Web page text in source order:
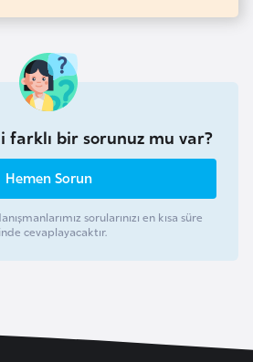
farklı bir sorunuz mu var?
Hemen Sorun
sorularınızı en kısa süre
cevaplayacaktır.